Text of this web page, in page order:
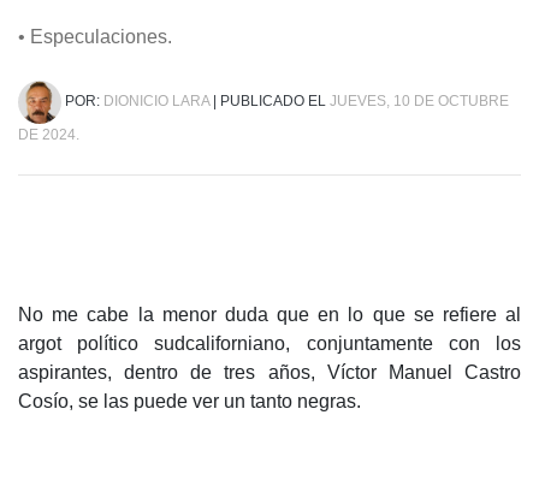
• Especulaciones.
POR: DIONICIO LARA| PUBLICADO EL JUEVES, 10 DE OCTUBRE
DE 2024.
No me cabe la menor duda que en lo que se refiere al
argot político sudcaliforniano, conjuntamente con los
aspirantes, dentro de tres años, Víctor Manuel Castro
Cosío, se las puede ver un tanto negras.